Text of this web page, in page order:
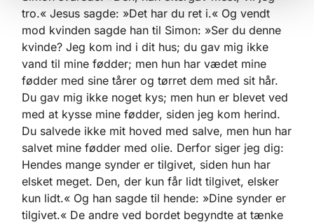
tro.« Jesus sagde: »Det har du ret i.« Og vendt
mod kvinden sagde han til Simon: »Ser du denne
kvinde? Jeg kom ind i dit hus; du gav mig ikke
vand til mine fødder; men hun har vædet mine
fødder med sine tårer og tørret dem med sit hår.
Du gav mig ikke noget kys; men hun er blevet ved
med at kysse mine fødder, siden jeg kom herind.
Du salvede ikke mit hoved med salve, men hun har
salvet mine fødder med olie. Derfor siger jeg dig:
Hendes mange synder er tilgivet, siden hun har
elsket meget. Den, der kun får lidt tilgivet, elsker
kun lidt.« Og han sagde til hende: »Dine synder er
tilgivet.« De andre ved bordet begyndte at tænke